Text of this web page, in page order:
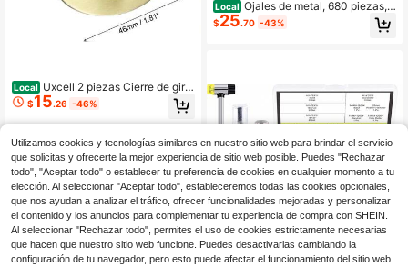
Local Uxcell 2 piezas Cierre de giro
y bloqueo, cierres de bloqueo de 46
x 35 mm para bolso, accesorios de
hardware de clip de cierre de bolsa
ovalado de aleación de zinc para m
anualidades de bolsos DIY, bronce
$15.26 -46%
Local Ojales de metal, 680 piezas, 1
7 colores, kit de ojales de metal de
3/16 de pulgada, juego de ojales mu
opa, manualidades y bolsas
$25.70 -43%
Utilizamos cookies y tecnologías similares en nuestro sitio web para brindar el servicio
que solicitas y ofrecerte la mejor experiencia de sitio web posible. Puedes "Rechazar
todo", "Aceptar todo" o establecer tu preferencia de cookies en cualquier momento a tu
elección. Al seleccionar "Aceptar todo", estableceremos todas las cookies opcionales,
que nos ayudan a analizar el tráfico, ofrecer funcionalidades mejoradas y personalizar
el contenido y los anuncios para complementar tu experiencia de compra con SHEIN.
Al seleccionar "Rechazar todo", permites el uso de cookies estrictamente necesarias
que hacen que nuestro sitio web funcione. Puedes desactivarlas cambiando la
configuración de tu navegador, pero esto puede afectar el funcionamiento del sitio web.